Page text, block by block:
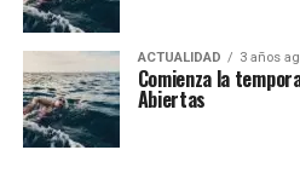
ACTUALIDAD 3 años
Comienza la
Abiertas